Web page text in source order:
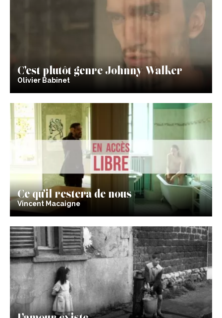
C’est plutôt genre Johnny Walker
Olivier Babinet
Ce qu’il restera de nous
Vincent Macaigne
L’amour existe